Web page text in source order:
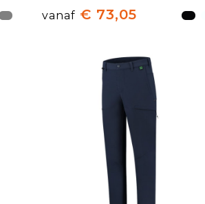
vanaf € 73,05